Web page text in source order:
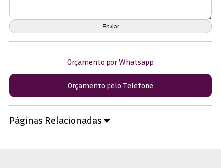
Orçamento por Whatsapp
Orçamento pelo Telefone
Páginas Relacionadas